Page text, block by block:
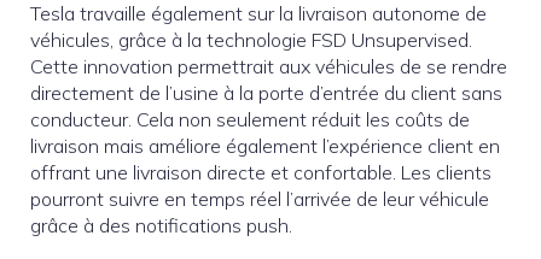
Tesla travaille également sur la livraison autonome de
véhicules, grâce à la technologie FSD Unsupervised.
Cette innovation permettrait aux véhicules de se rendre
directement de l’usine à la porte d’entrée du client sans
conducteur. Cela non seulement réduit les coûts de
livraison mais améliore également l’expérience client en
offrant une livraison directe et confortable. Les clients
pourront suivre en temps réel l’arrivée de leur véhicule
grâce à des notifications push.